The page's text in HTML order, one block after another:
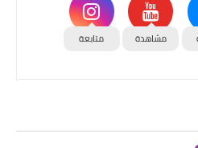
مشاهدة متابعة